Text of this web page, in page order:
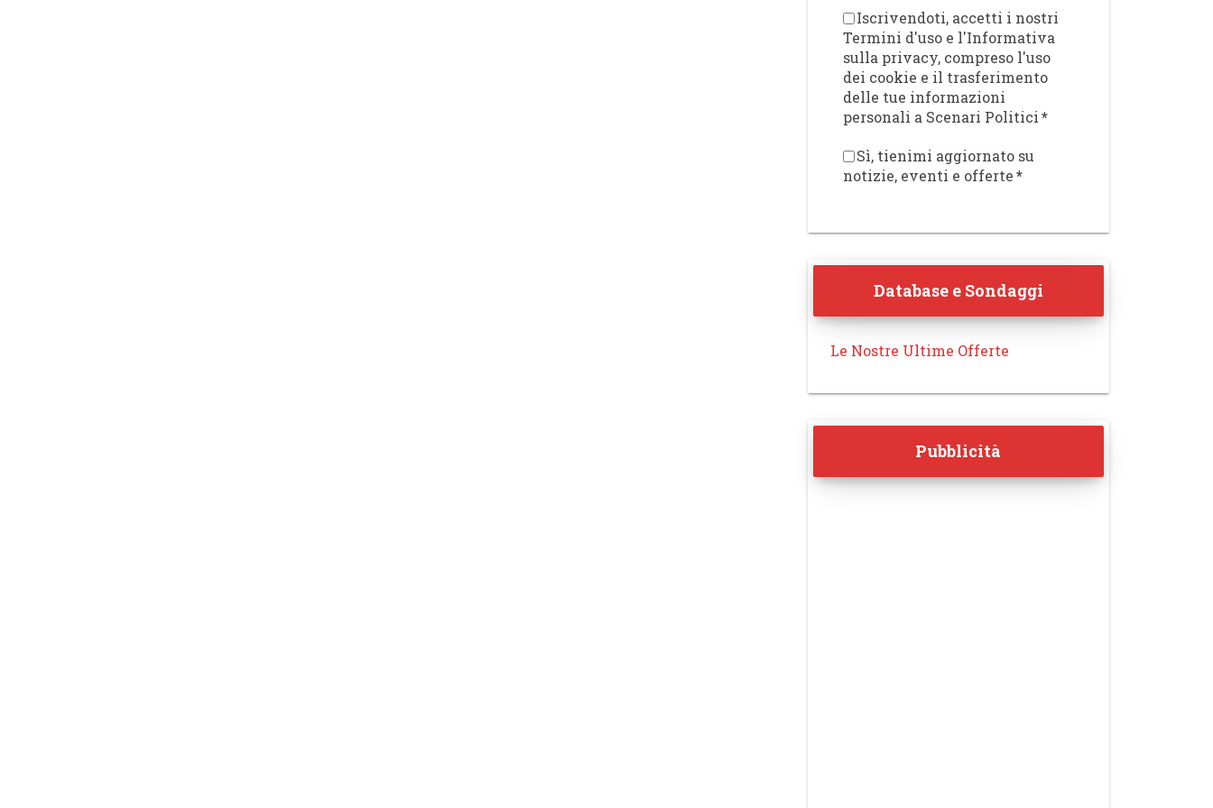
Iscrivendoti, accetti i nostri
Termini d'uso e l'Informativa
sulla privacy, compreso l'uso
dei cookie e il trasferimento
delle tue informazioni
personali a Scenari Politici*
Sì, tienimi aggiornato su
notizie, eventi e offerte*
Database e Sondaggi
Le Nostre Ultime Offerte
Pubblicità